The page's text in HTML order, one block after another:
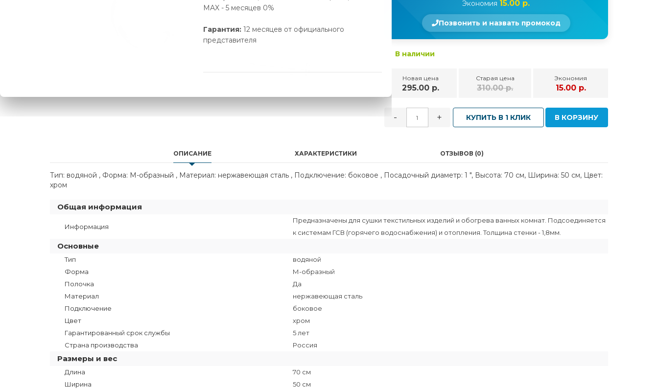
MAX - 5 месяцев 0%
Гарантия: 12 месяцев от официального
представителя
Экономия 15.00 р.
Позвонить и назвать промокод
В наличии
Новая цена
295.00 р.
Старая цена
310.00 р.
Экономия
15.00 р.
- + КУПИТЬ В 1 КЛИК В КОРЗИНУ
ОПИСАНИЕ ХАРАКТЕРИСТИКИ ОТЗЫВОВ (0)
Тип: водяной , Форма: М-образный , Материал: нержавеющая сталь , Подключение: боковое , Посадочный диаметр: 1 ", Высота: 70 см, Ширина: 50 см, Цвет:
хром
Общая информация
Информация
Предназначены для сушки текстильных изделий и обогрева ванных комнат. Подсоединяется
к системам ГСВ (горячего водоснабжения) и отопления. Толщина стенки - 1,8мм.
Основные
Тип
водяной
Форма
М-образный
Полочка
Да
Материал
нержавеющая сталь
Подключение
боковое
Цвет
хром
Гарантированный срок службы
5 лет
Страна производства
Россия
Размеры и вес
Длина
70 см
Ширина
50 см